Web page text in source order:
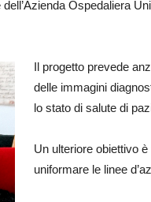
dell’Azienda Ospedaliera
Il progetto prevede
delle immagini
lo stato di salute di
Un ulteriore obiettivo
uniformare le linee